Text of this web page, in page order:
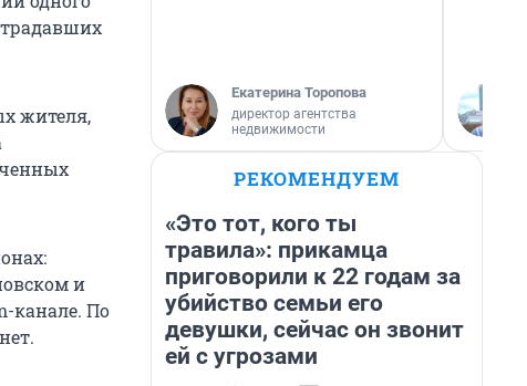
жителя,
и
канале. По
Екатерина Торопова
директор агентства
недвижимости
РЕКОМЕНДУЕМ
«Это тот, кого ты
травила»: прикамца
приговорили к 22 годам за
убийство семьи его
девушки, сейчас он звонит
ей с угрозами